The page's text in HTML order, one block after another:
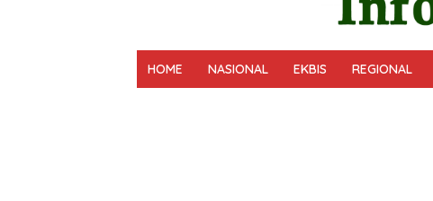
HOME NASIONAL EKBIS REGIONAL